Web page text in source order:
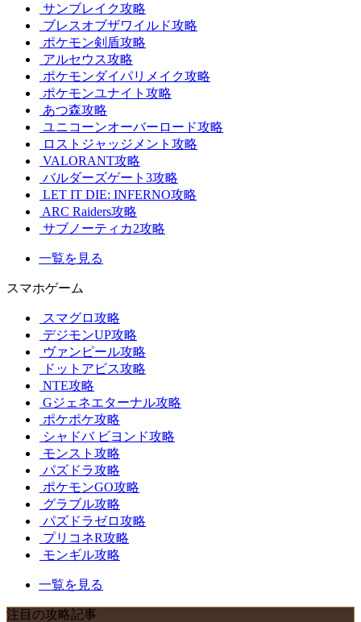
サンブレイク攻略
ブレスオブザワイルド攻略
ポケモン剣盾攻略
アルセウス攻略
ポケモンダイパリメイク攻略
ポケモンユナイト攻略
あつ森攻略
ユニコーンオーバーロード攻略
ロストジャッジメント攻略
VALORANT攻略
バルダーズゲート3攻略
LET IT DIE: INFERNO攻略
ARC Raiders攻略
サブノーティカ2攻略
一覧を見る
スマホゲーム
スマグロ攻略
デジモンUP攻略
ヴァンピール攻略
ドットアビス攻略
NTE攻略
Gジェネエターナル攻略
ポケポケ攻略
シャドバ ビヨンド攻略
モンスト攻略
パズドラ攻略
ポケモンGO攻略
グラブル攻略
パズドラゼロ攻略
プリコネR攻略
モンギル攻略
一覧を見る
注目の攻略記事